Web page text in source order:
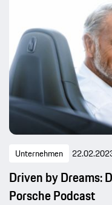
Unternehmen
Driven by Dreams:
Porsche Podcast